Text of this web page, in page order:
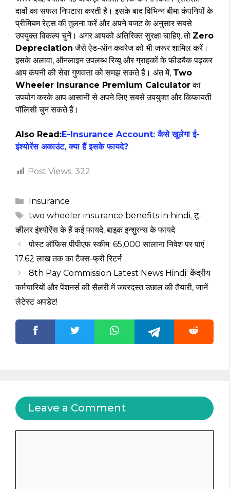
दावों का सफल निपटारा करती है। इसके बाद विभिन्न बीमा कंपनियों के
प्रीमियम रेट्स की तुलना करें और अपने बजट के अनुसार सबसे
उपयुक्त विकल्प चुनें। अगर आपको अतिरिक्त सुरक्षा चाहिए, तो Zero
Depreciation जैसे ऐड-ऑन कवरेज को भी जरूर शामिल करें।
इसके अलावा, ऑनलाइन उपलब्ध रिव्यू और ग्राहकों के फीडबैक पढ़कर
आप कंपनी की सेवा गुणवत्ता को समझ सकते हैं। अंत में, Two
Wheeler Insurance Premium Calculatorका
उपयोग करके आप आसानी से अपने लिए सबसे उपयुक्त और किफायती
पॉलिसी चुन सकते हैं।
Also Read:E-Insurance Account: कैसे खुलेगा ई-
इंश्योरेंस अकाउंट, क्या हैं इसके फायदे?
Post Views: 322
Categories
Insurance
Tags
two wheeler insurance benefits in hindi,टू-
व्हीलर इंश्योरेंस के हैं कई फायदे,बाइक इन्शुरन्स के फायदे
पोस्ट ऑफिस पीपीएफ स्कीम: ₹65,000 सालाना निवेश पर पाएं
₹17.62 लाख तक का टैक्स-फ्री रिटर्न
8th Pay Commission Latest News Hindi: केंद्रीय
कर्मचारियों और पेंशनर्स की सैलरी में जबरदस्त उछाल की तैयारी, जानें
लेटेस्ट अपडेट!
Leave a Comment